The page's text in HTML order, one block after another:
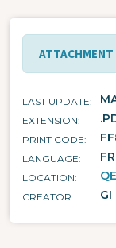
ATTACHMENT
LAST UPDATE
EXTENSION
PRINT CODE
LANGUAGE
LOCATION
CREATOR GI